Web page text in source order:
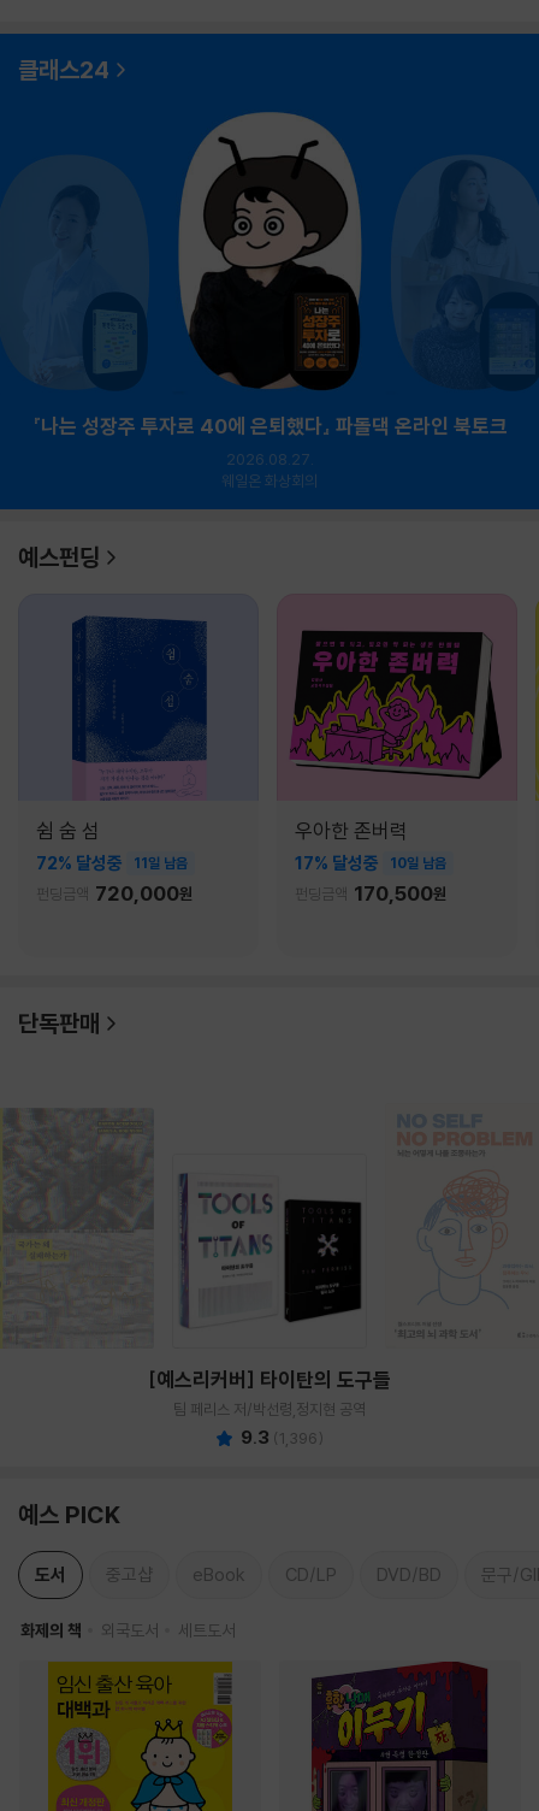
클래스24
『나는 성장주 투자로 40에 은퇴했다』 파돌댁 온라인 북토크
2026.08.27.
웨일온 화상회의
예스펀딩
쉼 숨 섬
72% 달성중 11일 남음
펀딩금액 720,000원
우아한 존버력
17% 달성중 10일 남음
펀딩금액 170,500원
단독판매
[예스리커버] 타이탄의 도구들
팀 페리스 저/박선령,정지현 공역
9.3 (1,396)
예스 PICK
도서 중고샵 eBook CD/LP DVD/BD 문구/
화제의 책 외국도서 세트도서